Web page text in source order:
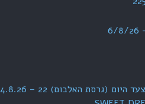
The Rest of מצעד היום (גרסת האלבום) 22 – 4.8.26